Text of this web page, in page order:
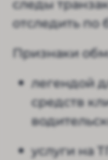
следы
отследить по
Признаки
легендой
средств
услуги на